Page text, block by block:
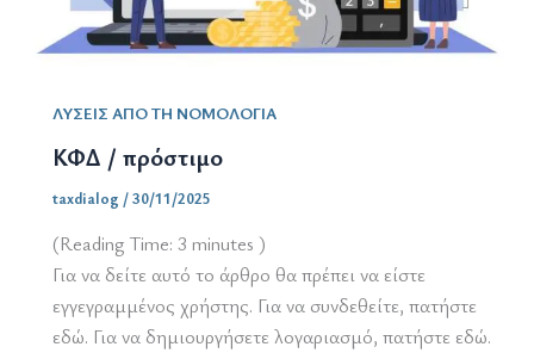
ΛΥΣΕΙΣ ΑΠΟ ΤΗ ΝΟΜΟΛΟΓΙΑ
ΚΦΔ / πρόστιμο
taxdialog /30/11/2025
(Reading Time: 3 minutes )
Για να δείτε αυτό το άρθρο θα πρέπει να είστε
εγγεγραμμένος χρήστης. Για να συνδεθείτε, πατήστε
εδώ. Για να δημιουργήσετε λογαριασμό, πατήστε εδώ.